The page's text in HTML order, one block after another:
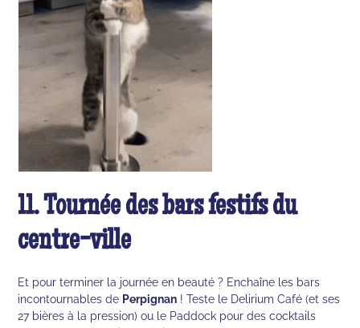
11. Tournée des bars festifs du
centre-ville
Et pour terminer la journée en beauté ? Enchaîne les bars
incontournables de Perpignan ! Teste le Delirium Café (et ses
27 bières à la pression) ou le Paddock pour des cocktails